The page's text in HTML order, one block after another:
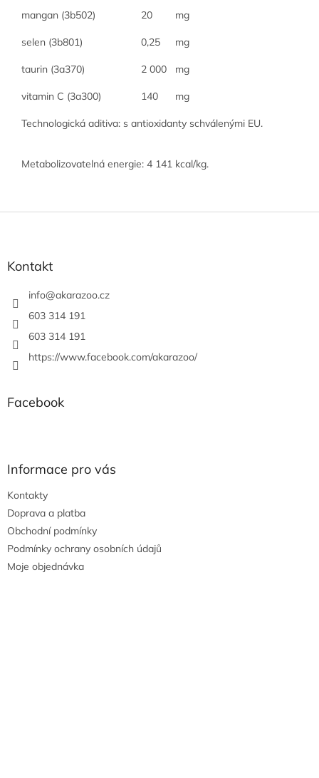
mangan (3b502) 20 mg
selen (3b801) 0,25 mg
taurin (3a370) 2 000 mg
vitamin C (3a300) 140 mg
Technologická aditiva: s antioxidanty schválenými EU.
Metabolizovatelná energie: 4 141 kcal/kg.
Kontakt
info@akarazoo.cz
603 314 191
603 314 191
https://www.facebook.com/akarazoo/
Facebook
Informace pro vás
Kontakty
Doprava a platba
Obchodní podmínky
Podmínky ochrany osobních údajů
Moje objednávka